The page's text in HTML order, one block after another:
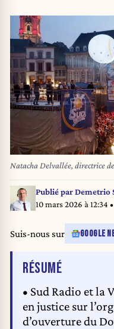
Natacha Delvallée, directrice
Publié parDemetrio
10 mars 2026 à 12:34
Suis-nous sur GOOGLE
RÉSUMÉDE L'ARTICLE
• Sud Radio et la
en justice sur
d’ouverture du